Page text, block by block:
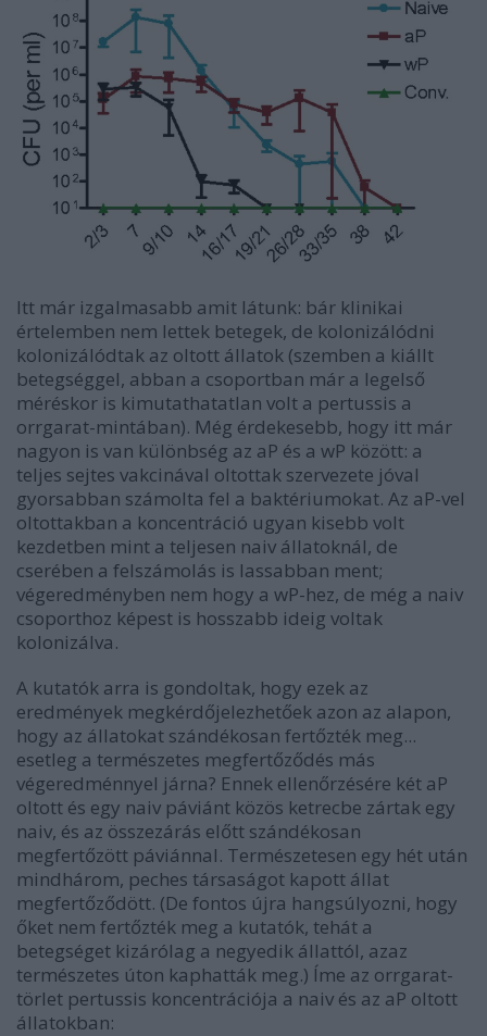
Itt már izgalmasabb amit látunk: bár klinikai
értelemben nem lettek betegek, de kolonizálódni
kolonizálódtak az oltott állatok (szemben a kiállt
betegséggel, abban a csoportban már a legelső
méréskor is kimutathatatlan volt a pertussis a
orrgarat-mintában). Még érdekesebb, hogy itt már
nagyon is van különbség az aP és a wP között: a
teljes sejtes vakcinával oltottak szervezete jóval
gyorsabban számolta fel a baktériumokat. Az aP-vel
oltottakban a koncentráció ugyan kisebb volt
kezdetben mint a teljesen naiv állatoknál, de
cserében a felszámolás is lassabban ment;
végeredményben nem hogy a wP-hez, de még a naiv
csoporthoz képest is hosszabb ideig voltak
kolonizálva.
A kutatók arra is gondoltak, hogy ezek az
eredmények megkérdőjelezhetőek azon az alapon,
hogy az állatokat szándékosan fertőzték meg...
esetleg a természetes megfertőződés más
végeredménnyel járna? Ennek ellenőrzésére két aP
oltott és egy naiv páviánt közös ketrecbe zártak egy
naiv, és az összezárás előtt szándékosan
megfertőzött páviánnal. Természetesen egy hét után
mindhárom, peches társaságot kapott állat
megfertőződött. (De fontos újra hangsúlyozni, hogy
őket nem fertőzték meg a kutatók, tehát a
betegséget kizárólag a negyedik állattól, azaz
természetes úton kaphatták meg.) Íme az orrgarat-
törlet pertussis koncentrációja a naiv és az aP oltott
állatokban: